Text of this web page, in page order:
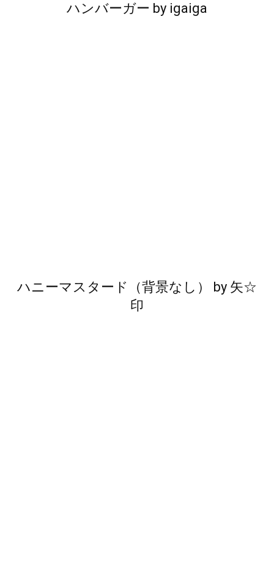
ハンバーガー by igaiga
ハニーマスタード（背景なし） by 矢☆
印